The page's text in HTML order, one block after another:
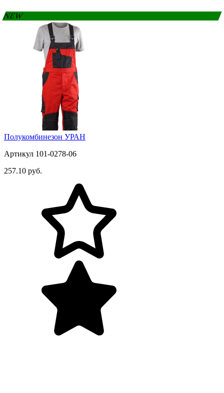
NEW
Полукомбинезон УРАН
Артикул 101-0278-06
257.10 руб.